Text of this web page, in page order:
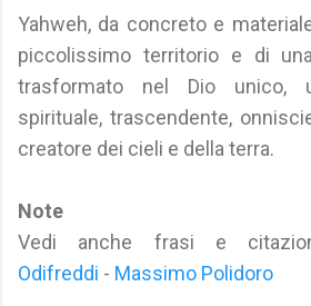
Yahweh, da concreto e
piccolissimo territorio e di
trasformato nel Dio unico,
spirituale, trascendente,
creatore dei cieli e della terra.
Note
Vedi anche frasi e
Odifreddi - Massimo Polidoro